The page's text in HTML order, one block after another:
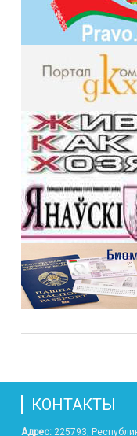
КОНТАКТЫ
Адрес: 225793,